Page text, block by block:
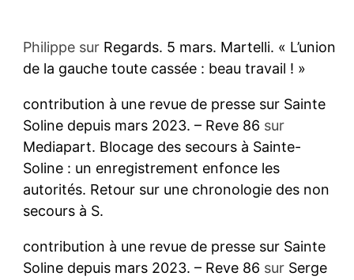
Philippesur Regards. 5 mars. Martelli. « L’union
de la gauche toute cassée : beau travail ! »
contribution à une revue de presse sur Sainte
Soline depuis mars 2023. – Reve 86 sur
Mediapart. Blocage des secours à Sainte-
Soline : un enregistrement enfonce les
autorités. Retour sur une chronologie des non
secours à S.
contribution à une revue de presse sur Sainte
Soline depuis mars 2023. – Reve 86 sur Serge